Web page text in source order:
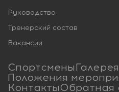
Руководство
Тренерский состав
Вакансии
СпортсменыГалерея
Положения
КонтактыОбратная